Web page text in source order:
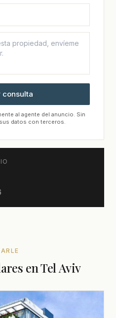
consulta
al agente del anuncio. Sin
datos con terceros.
en Tel Aviv